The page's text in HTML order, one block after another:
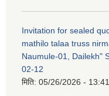
Invitation for sealed
mathilo talaa truss
Naumule-01, Dailekh"
02-12
मिति: 05/26/2026 - 13:41